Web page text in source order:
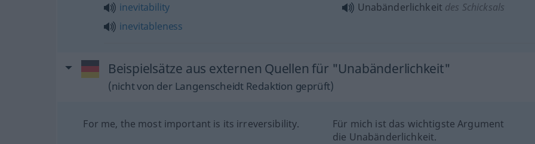
inevitability
inevitableness
Unabänderlichkeit des Schicksals
Beispielsätze aus externen Quellen für "Unabänderlichkeit"
(nicht von der Langenscheidt Redaktion geprüft)
For me, the most important is its irreversibility.
Für mich ist das wichtigste Argument
die Unabänderlichkeit.